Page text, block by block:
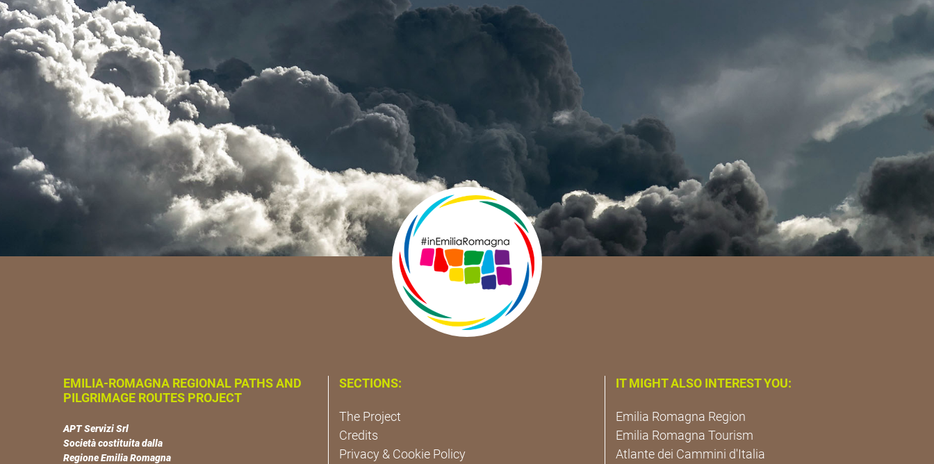
EMILIA-ROMAGNA REGIONAL PATHS AND
PILGRIMAGE ROUTES PROJECT
APT Servizi Srl
Società costituita dalla
Regione Emilia Romagna
SECTIONS:
The Project
Credits
Privacy & Cookie Policy
IT MIGHT ALSO INTEREST YOU:
Emilia Romagna Region
Emilia Romagna Tourism
Atlante dei Cammini d'Italia